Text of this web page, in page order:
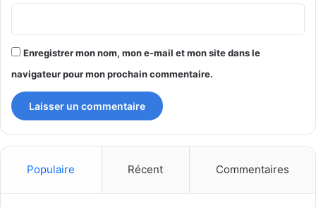
Enregistrer mon nom, mon e-mail et mon site dans le
navigateur pour mon prochain commentaire.
Populaire Récent Commentaires